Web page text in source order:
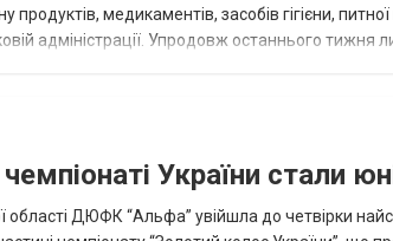
продуктів, медикаментів, засобів гігієни,
адміністрації. Упродовж останнього
України стали
ДЮФК “Альфа” увійшла до четвірки